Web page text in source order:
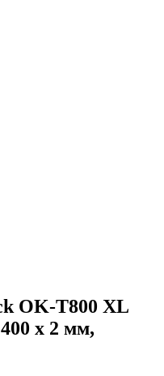
OK-T800 XL
х 2 мм,